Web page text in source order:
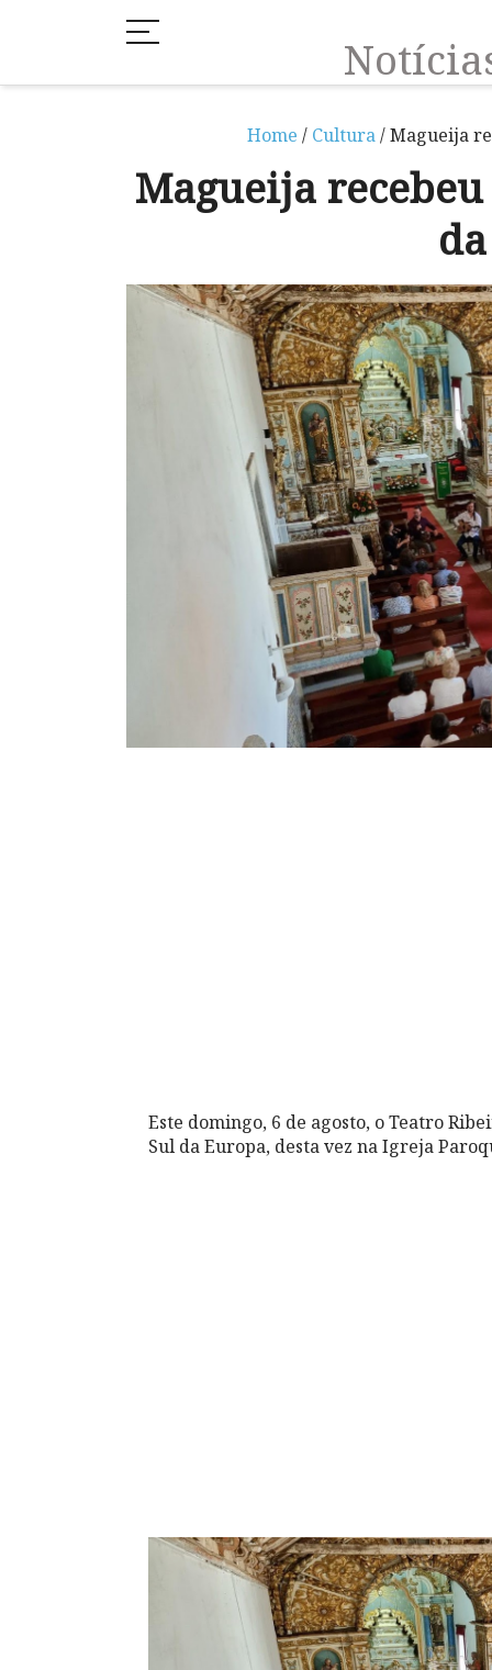
Home / Cultura/ Magueija
Magueija
Este domingo, 6 de agosto, o Teatro
Sul da Europa, desta vez na Igreja